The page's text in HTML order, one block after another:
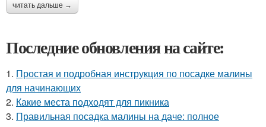
читать дальше →
Последние обновления на сайте:
1. Простая и подробная инструкция по посадке малины
для начинающих
2. Какие места подходят для пикника
3. Правильная посадка малины на даче: полное